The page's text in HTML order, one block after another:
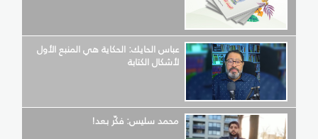
عباس الحايك: الحكاية هي المنبع الأول
لأشكال الكتابة
محمد سليس: فكّر بعد!